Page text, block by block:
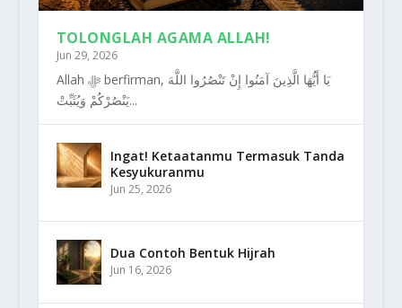
TOLONGLAH AGAMA ALLAH!
Jun 29, 2026
Allah ﷻ berfirman, يَا أَيُّهَا الَّذِينَ آمَنُوا إِنْ تَنْصُرُوا اللَّهَ
يَنْصُرْكُمْ وَيُثَبِّتْ...
Ingat! Ketaatanmu Termasuk Tanda
Kesyukuranmu
Jun 25, 2026
Dua Contoh Bentuk Hijrah
Jun 16, 2026